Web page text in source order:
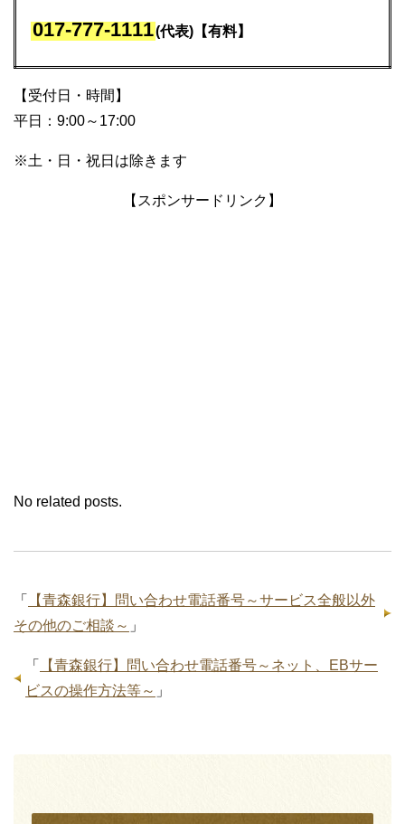
017-777-1111(代表)【有料】
【受付日・時間】
平日：9:00～17:00
※土・日・祝日は除きます
【スポンサードリンク】
No related posts.
「
【青森銀行】問い合わせ電話番号～サービス全般以外
その他のご相談～ 」
「
【青森銀行】問い合わせ電話番号～ネット、EBサー
ビスの操作方法等～ 」